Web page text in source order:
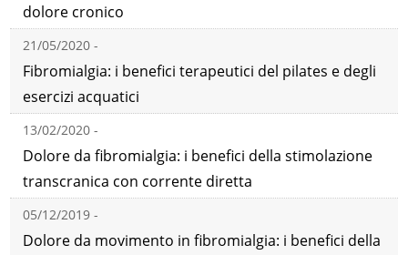
dolore cronico
21/05/2020 -
Fibromialgia: i benefici terapeutici del pilates e degli
esercizi acquatici
13/02/2020 -
Dolore da fibromialgia: i benefici della stimolazione
transcranica con corrente diretta
05/12/2019 -
Dolore da movimento in fibromialgia: i benefici della